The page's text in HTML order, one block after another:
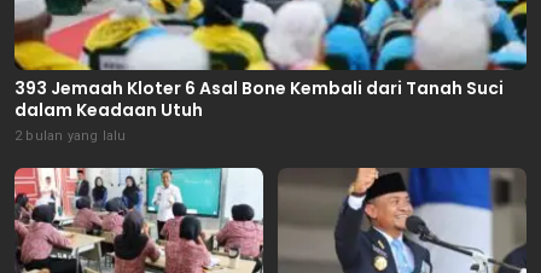
393 Jemaah Kloter 6 Asal Bone Kembali dari Tanah Suci
dalam Keadaan Utuh
2 bulan yang lalu